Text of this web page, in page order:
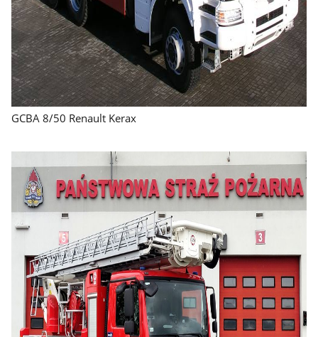
GCBA 8/50 Renault Kerax